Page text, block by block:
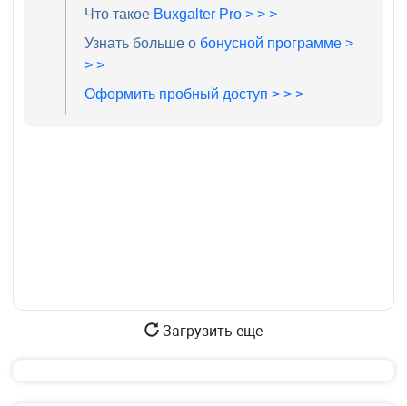
Что такое Buxgalter Pro > > >
Узнать больше о бонусной программе >
> >
Оформить пробный доступ > > >
Загрузить еще